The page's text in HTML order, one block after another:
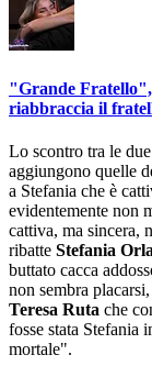
"Grande Fratello",
riabbraccia il
Lo scontro tra le
aggiungono quelle
a Stefania che è
evidentemente non
cattiva, ma sincera,
ribatte Stefania
buttato cacca
non sembra
Teresa Ruta che
fosse stata Stefania
mortale".